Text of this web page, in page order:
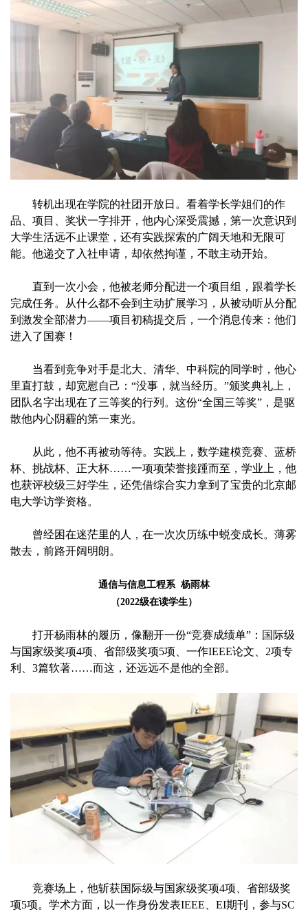
转机出现在学院的社团开放日。看着学长学姐们的作
品、项目、奖状一字排开，他内心深受震撼，第一次意识到
大学生活远不止课堂，还有实践探索的广阔天地和无限可
能。他递交了入社申请，却依然拘谨，不敢主动开始。
直到一次小会，他被老师分配进一个项目组，跟着学长
完成任务。从什么都不会到主动扩展学习，从被动听从分配
到激发全部潜力——项目初稿提交后，一个消息传来：他们
进入了国赛！
当看到竞争对手是北大、清华、中科院的同学时，他心
里直打鼓，却宽慰自己：“没事，就当经历。”颁奖典礼上，
团队名字出现在了三等奖的行列。这份“全国三等奖”，是驱
散他内心阴霾的第一束光。
从此，他不再被动等待。实践上，数学建模竞赛、蓝桥
杯、挑战杯、正大杯……一项项荣誉接踵而至，学业上，他
也获评校级三好学生，还凭借综合实力拿到了宝贵的北京邮
电大学访学资格。
曾经困在迷茫里的人，在一次次历练中蜕变成长。薄雾
散去，前路开阔明朗。
通信与信息工程系 杨雨林
（2022级在读学生）
打开杨雨林的履历，像翻开一份“竞赛成绩单”：国际级
与国家级奖项4项、省部级奖项5项、一作IEEE论文、2项专
利、3篇软著……而这，还远远不是他的全部。
竞赛场上，他斩获国际级与国家级奖项4项、省部级奖
项5项。学术方面，以一作身份发表IEEE、EI期刊，参与SC